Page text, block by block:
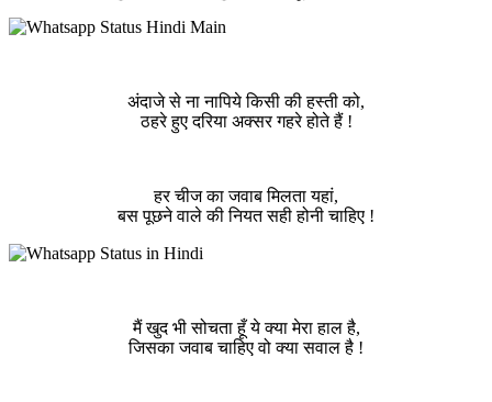
अंदाजे से ना नापिये किसी की हस्ती को,
ठहरे हुए दरिया अक्सर गहरे होते हैं !
हर चीज का जवाब मिलता यहां,
बस पूछने वाले की नियत सही होनी चाहिए !
मैं खुद भी सोचता हूँ ये क्या मेरा हाल है,
जिसका जवाब चाहिए वो क्या सवाल है !